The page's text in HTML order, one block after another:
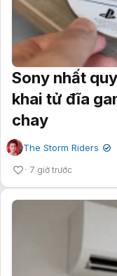
Sony nhất
khai tử đĩa
chay
The Storm Riders ✔
7 giờ trước